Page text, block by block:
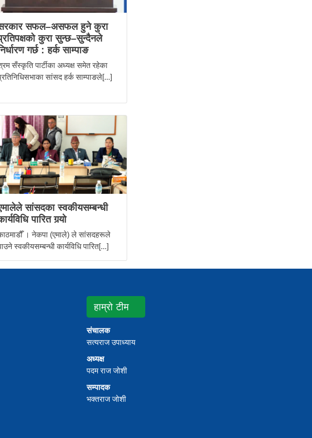
सफल–असफल हुने कुरा
कुरा सुन्छ–सुन्दैनले
गर्छ : हर्क साम्पाङ
सँस्कृति पार्टीका अध्यक्ष समेत रहेका
सांसद हर्क साम्पाङले[...]
सांसदका स्वकीयसम्बन्धी
पारित गर्‍यो
। नेकपा (एमाले) ले सांसदहरूले
स्वकीयसम्बन्धी कार्यविधि पारित[...]
हाम्रो टीम
संचालक
सत्यराज उपाध्याय
अध्यक्ष
पदम राज जोशी
सम्पादक
भक्तराज जोशी